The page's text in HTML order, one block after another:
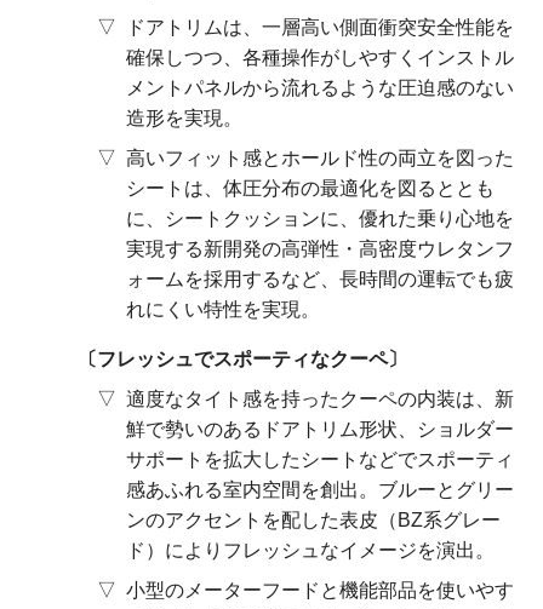
ドアトリムは、一層高い側面衝突安全性能を
確保しつつ、各種操作がしやすくインストル
メントパネルから流れるような圧迫感のない
造形を実現。
高いフィット感とホールド性の両立を図った
シートは、体圧分布の最適化を図るととも
に、シートクッションに、優れた乗り心地を
実現する新開発の高弾性・高密度ウレタンフ
ォームを採用するなど、長時間の運転でも疲
れにくい特性を実現。
フレッシュでスポーティなクーペ
適度なタイト感を持ったクーペの内装は、新
鮮で勢いのあるドアトリム形状、ショルダー
サポートを拡大したシートなどでスポーティ
感あふれる室内空間を創出。ブルーとグリー
ンのアクセントを配した表皮（BZ系グレー
ド）によりフレッシュなイメージを演出。
小型のメーターフードと機能部品を使いやす